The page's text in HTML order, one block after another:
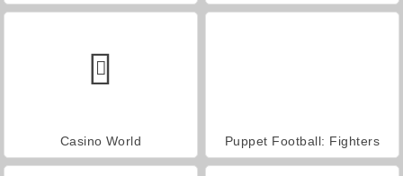
Casino World Puppet Football: Fighters